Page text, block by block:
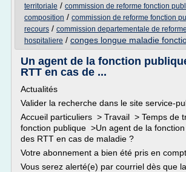
territoriale / commission de reforme fonction
composition / commission de reforme fonction
recours / commission departementale de
hospitaliere / conges longue maladie
Un agent de la fonction
RTT en cas de ...
Actualités
Valider la recherche dans le site service-
Accueil particuliers > Travail > Temps de
fonction publique >Un agent de la
des RTT en cas de maladie ?
Votre abonnement a bien été pris en
Vous serez alerté(e) par courriel dès que